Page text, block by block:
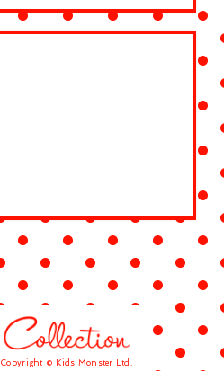
Copyright © Kids Monster Ltd.